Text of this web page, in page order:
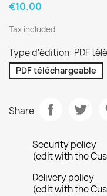
€10.00
Tax included
Type d'édition: PDF
PDF téléchargeable
Share
Security policy
(edit with the
Delivery policy
(edit with the